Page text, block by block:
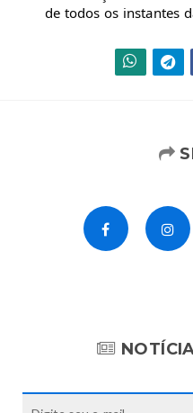
de todos os instantes